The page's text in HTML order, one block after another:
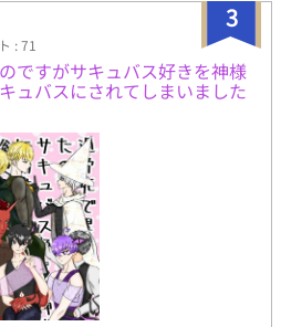
3
: 71
ですがサキュバス好きを神様
ュバスにされてしまいました